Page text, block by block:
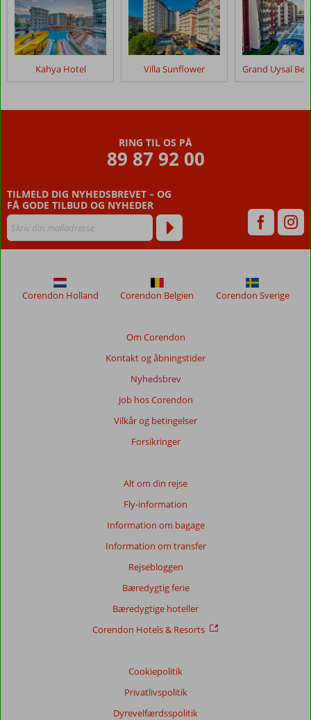
Kahya Hotel Villa Sunflower
RING TIL OS PÅ
89 87 92 00
TILMELD DIG NYHEDSBREVET – OG
FÅ GODE TILBUD OG NYHEDER
Om Corendon
Kontakt og åbningstider
Nyhedsbrev
Job hos Corendon
Vilkår og betingelser
Forsikringer
Alt om din rejse
Fly-information
Information om bagage
Information om transfer
Rejsebloggen
Bæredygtig ferie
Bæredygtige hoteller
Corendon Hotels & Resorts
Cookiepolitik
Privatlivspolitik
Dyrevelfærdsspolitik
Corendon Holland Corendon Belgien Corendon Sverige